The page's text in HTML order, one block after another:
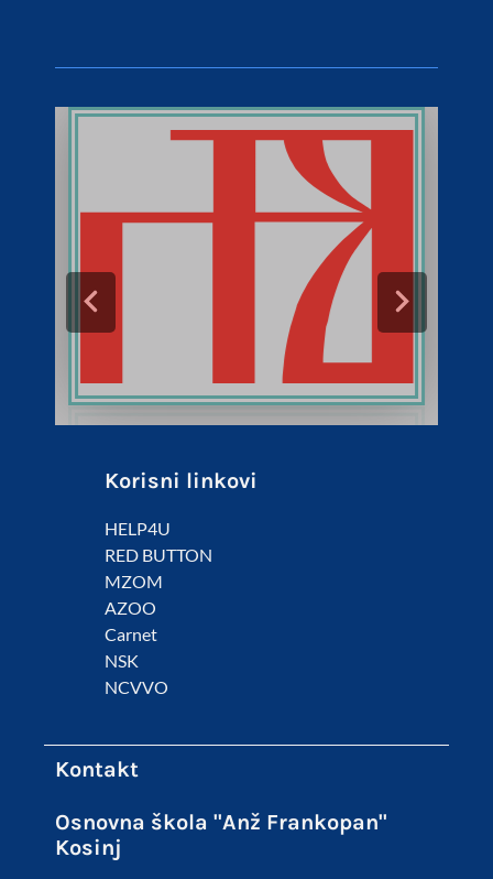
Korisni linkovi
HELP4U
RED BUTTON
MZOM
AZOO
Carnet
NSK
NCVVO
Kontakt
Osnovna škola "Anž Frankopan"
Kosinj